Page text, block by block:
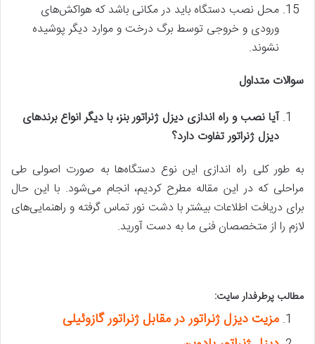
محل نصب دستگاه باید در مکانی باشد که هواکش‌های
ورودی و خروجی توسط برگ درخت و موارد دیگر پوشیده
نشوند.
سوالات متداول
آیا نصب و راه اندازی دیزل ژنراتور بنز، با دیگر انواع برندهای
دیزل ژنراتور تفاوت دارد؟
به طور کلی راه اندازی این نوع دستگاه‌ها به صورت اصولی طی
مراحلی که در این مقاله مطرح کردیم، انجام می‌شود. با این حال
برای دریافت اطلاعات بیشتر با دشت نور تماس گرفته و راهنمایی‌های
لازم را از متخصصان فنی ما به دست آورید.
مطالب پرطرفدار سایت:
مزیت دیزل ژنراتور در مقابل ژنراتور گازوئیلی